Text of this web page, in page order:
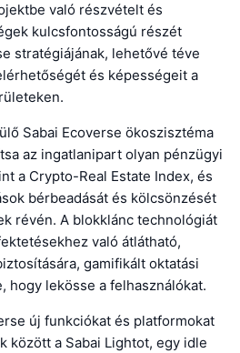
való részvételt és
kulcsfontosságú részét
stratégiájának, lehetővé téve
és képességeit a
Sabai Ecoverse ökoszisztéma
az ingatlanipart olyan pénzügyi
a Crypto-Real Estate Index, és
bérbeadását és kölcsönzését
révén. A blokklánc technológiát
való átlátható,
gamifikált oktatási
hogy lekösse a felhasználókat.
új funkciókat és platformokat
között a Sabai Lightot, egy idle